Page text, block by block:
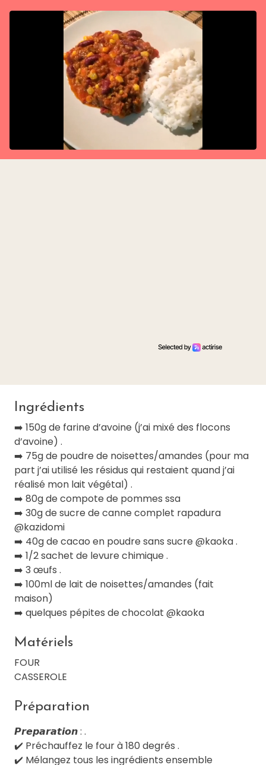
Ingrédients
➡️ 150g de farine d’avoine (j’ai mixé des flocons
d’avoine) .
➡️ 75g de poudre de noisettes/amandes (pour ma
part j’ai utilisé les résidus qui restaient quand j’ai
réalisé mon lait végétal) .
➡️ 80g de compote de pommes ssa
➡️ 30g de sucre de canne complet rapadura
@kazidomi
➡️ 40g de cacao en poudre sans sucre @kaoka .
➡️ 1/2 sachet de levure chimique .
➡️ 3 œufs .
➡️ 100ml de lait de noisettes/amandes (fait
maison)
➡️ quelques pépites de chocolat @kaoka
Matériels
FOUR
CASSEROLE
Préparation
𝙋𝙧𝙚𝙥𝙖𝙧𝙖𝙩𝙞𝙤𝙣 : .
✔️ Préchauffez le four à 180 degrés .
✔️ Mélangez tous les ingrédients ensemble